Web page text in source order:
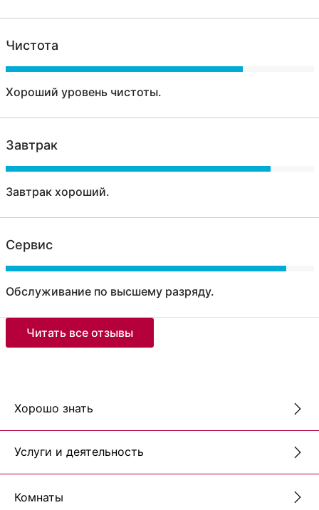
Чистота
Хороший уровень чистоты.
Завтрак
Завтрак хороший.
Сервис
Обслуживание по высшему разряду.
Читать все отзывы
Хорошо знать
Услуги и деятельность
Комнаты